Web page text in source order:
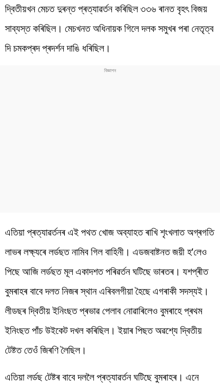
দ্বিতীয়খন মেচত দুৰন্ত প্ৰত্যাৱৰ্তন কৰিছিল ৩৩৬ ৰানত বৃহৎ বিজয়
সাব্যস্ত কৰিছিল। মেচখনত অধিনায়ক গিলে দলক সমুখৰ পৰা নেতৃত্ব
দি চমকপ্ৰদ প্ৰদৰ্শন দাঙি ধৰিছিল।
এতিয়া প্ৰত্যাৱৰ্তনৰ এই পথত খোজ অব্যাহত ৰাখি শৃংখলাত অগ্ৰগতি
লাভৰ লক্ষ্যৰে লৰ্ডছত নামিব গিল বাহিনী। এডজবাষ্টনত জয়ী হ’লেও
পিছে আজি লৰ্ডছত মূল একাদশত পৰিৱৰ্তন ঘটিছে ভাৰতৰ। যশপ্ৰীত
বুমৰাহৰ বাবে দলত নিজৰ স্থান এৰিবলগীয়া হৈছে এগৰাকী সদস্যই।
লীডছৰ দ্বিতীয় ইনিংছত প্ৰভাৱ পেলাব নোৱাৰিলেও বুমৰাহে প্ৰথম
ইনিংছত পাঁচ উইকেট দখল কৰিছিল। ইয়াৰ পিছত অৱশ্যে দ্বিতীয়
টেষ্টত তেওঁ জিৰণি লৈছিল।
এতিয়া লৰ্ডছ টেষ্টৰ বাবে দললৈ প্ৰত্যাৱৰ্তন ঘটিছে বুমৰাহৰ। এনে